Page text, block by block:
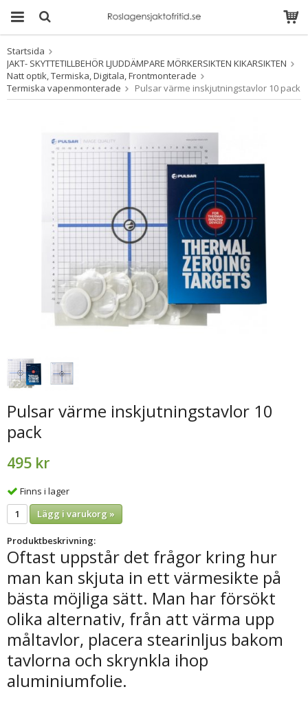
Produkten har blivit
tillagd i varukorgen
Startsida
JAKT- SKYTTETILLBEHÖR LJUDDÄMPARE MÖRKERSIKTEN KIKARSIKTEN
Natt optik, Termiska, Digitala, Frontmonterade
Termiska vapenmonterade
Pulsar värme inskjutningstavlor 10 pack
Pulsar värme inskjutningstavlor 10
pack
495 kr
Finns i lager
Lägg i varukorg »
Produktbeskrivning:
Oftast uppstår det frågor kring hur
man kan skjuta in ett värmesikte på
bästa möjliga sätt. Man har försökt
olika alternativ, från att värma upp
måltavlor, placera stearinljus bakom
tavlorna och skrynkla ihop
aluminiumfolie.